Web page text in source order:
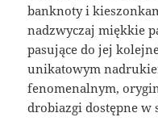
banknoty i
nadzwyczaj miękkie
pasujące do jej
unikatowym
fenomenalnym,
drobiazgi dostępne